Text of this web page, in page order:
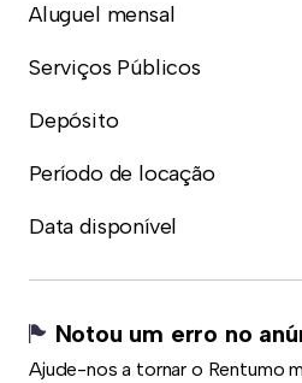
Aluguel mensal
Serviços Públicos
Depósito
Período de locação
Data disponível
Notou um erro no
Ajude-nos a tornar o Rentumo